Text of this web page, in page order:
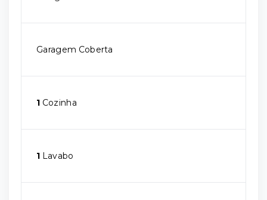
Garagem Coberta
1 Cozinha
1 Lavabo